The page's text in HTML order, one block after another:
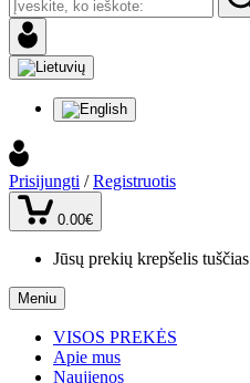
Prisijungti / Registruotis
0.00€
Jūsų prekių krepšelis tuščias
Meniu
VISOS PREKĖS
Apie mus
Naujienos